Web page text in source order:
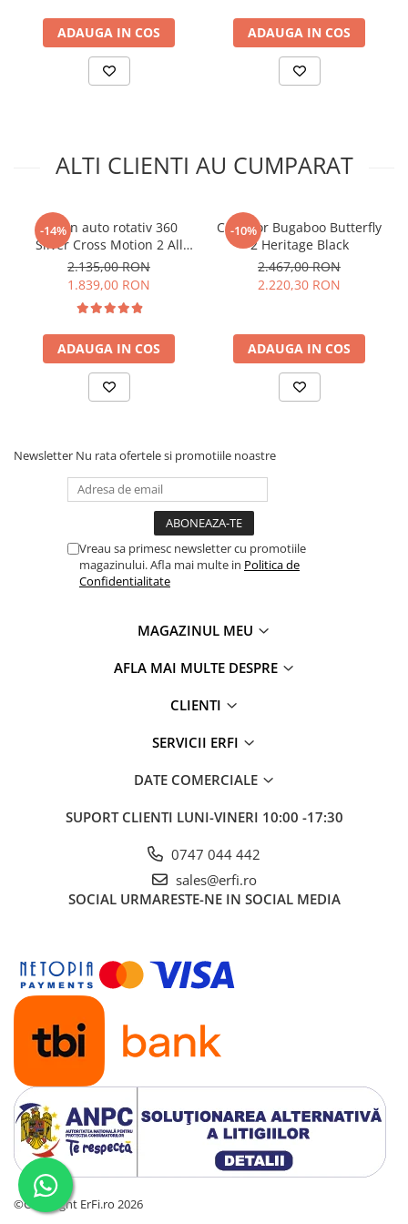
(salmonella, enterobacterii, listeria).
2 spatii separate: in functie de capacitatea necesara.
Se opreste automat la sfarsitul ciclului: functioneaza
autonom.
Compatibil cu toate tipurile de biberoane.
ADAUGA IN COS ADAUGA IN COS
ALTI CLIENTI AU CUMPARAT
-14%
Scaun auto rotativ 360
Silver Cross Motion 2 All
Size Space
2.135,00 RON
1.839,00 RON
ADAUGA IN COS
-10%
Carucior Bugaboo Butterfly
2 Heritage Black
2.467,00 RON
2.220,30 RON
ADAUGA IN COS
Newsletter Nu rata ofertele si promotiile noastre
Vreau sa primesc newsletter cu promotiile
magazinului. Afla mai multe in Politica de
Confidentialitate
MAGAZINUL MEU
AFLA MAI MULTE DESPRE
CLIENTI
SERVICII ERFI
DATE COMERCIALE
SUPORT CLIENTI LUNI-VINERI 10:00 -17:30
0747 044 442
sales@erfi.ro
SOCIAL URMARESTE-NE IN SOCIAL MEDIA
©Copyright ErFi.ro 2026